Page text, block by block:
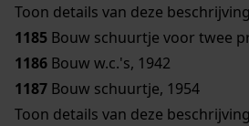
Toon details van deze beschrijving
1185 Bouw schuurtje voor twee
1186 Bouw w.c.'s, 1942
1187 Bouw schuurtje, 1954
Toon details van deze beschrijving